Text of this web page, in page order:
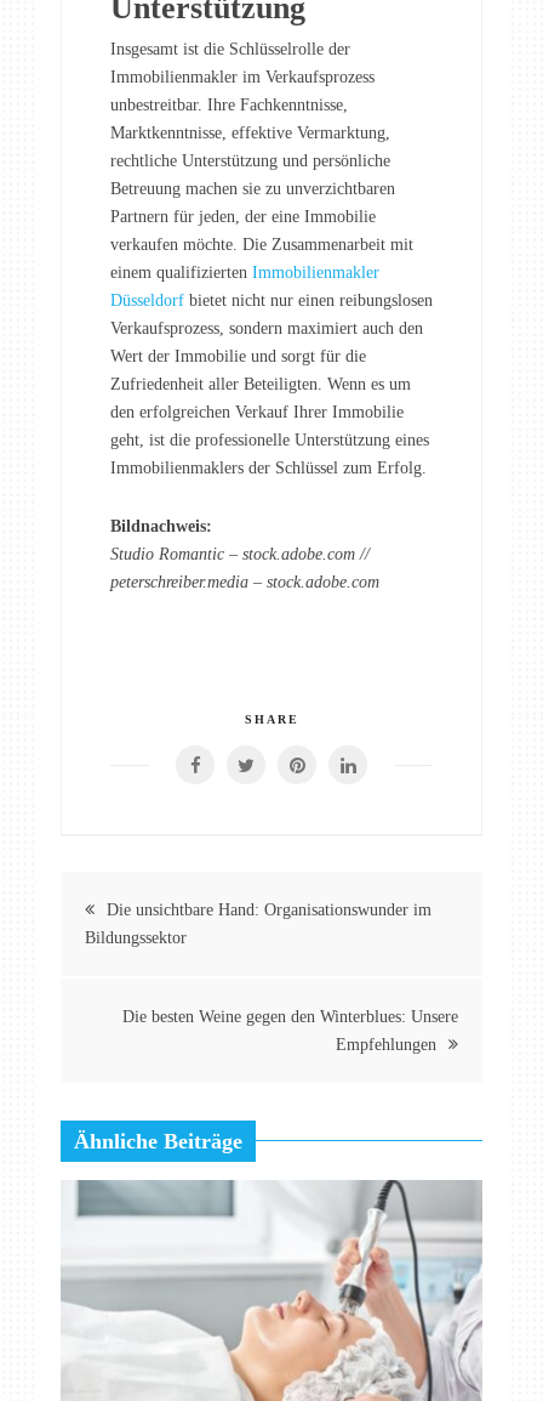
Unterstützung
Insgesamt ist die Schlüsselrolle der
Immobilienmakler im Verkaufsprozess
unbestreitbar. Ihre Fachkenntnisse,
Marktkenntnisse, effektive Vermarktung,
rechtliche Unterstützung und persönliche
Betreuung machen sie zu unverzichtbaren
Partnern für jeden, der eine Immobilie
verkaufen möchte. Die Zusammenarbeit mit
einem qualifizierten Immobilienmakler
Düsseldorf bietet nicht nur einen reibungslosen
Verkaufsprozess, sondern maximiert auch den
Wert der Immobilie und sorgt für die
Zufriedenheit aller Beteiligten. Wenn es um
den erfolgreichen Verkauf Ihrer Immobilie
geht, ist die professionelle Unterstützung eines
Immobilienmaklers der Schlüssel zum Erfolg.
Bildnachweis:
Studio Romantic – stock.adobe.com //
peterschreiber.media – stock.adobe.com
SHARE
Beitragsnavigation
Die unsichtbare Hand: Organisationswunder im
Bildungssektor
Die besten Weine gegen den Winterblues: Unsere
Empfehlungen
Ähnliche Beiträge